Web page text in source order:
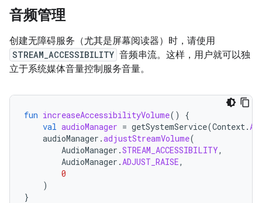
音频管理
创建无障碍服务（尤其是屏幕阅读器）时，请使用
STREAM_ACCESSIBILITY 音频串流。这样，用户就可以独
立于系统媒体音量控制服务音量。
fun increaseAccessibilityVolume()
{
val audioManager = getSystemService(Context.
audioManager .adjustStreamVolume(
AudioManager .STREAM_ACCESSIBILITY,
AudioManager .ADJUST_RAISE,
0
)
}